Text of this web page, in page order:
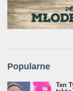
Popularne
Ten